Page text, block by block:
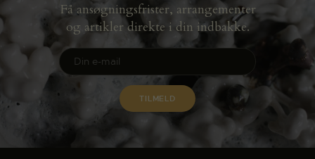
Få ansøgningsfrister, arrangementer
og artikler direkte i din indbakke.